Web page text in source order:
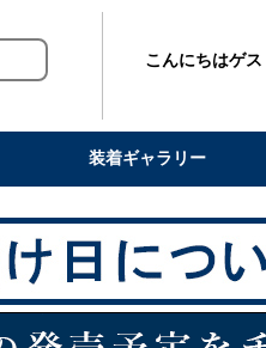
こんにちはゲス
装着ギャラリー